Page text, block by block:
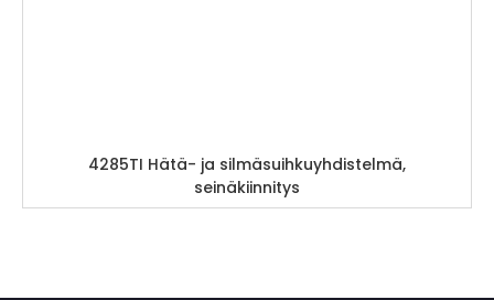
4285TI Hätä- ja silmäsuihkuyhdistelmä,
seinäkiinnitys